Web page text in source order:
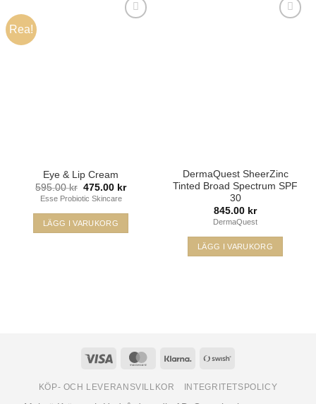
Rea!
Eye & Lip Cream
595.00kr Det
ursprungliga
var:
595.00 kr.
475.00 krDet
är:
Esse Probiotic Skincare
LÄGG I VARUKORG
DermaQuest SheerZinc
Tinted Broad Spectrum SPF
30
845.00 kr
DermaQuest
LÄGG I VARUKORG
alternativen
Visa MasterCardKlarna
Swish
KÖP- OCH LEVERANSVILLKOR INTEGRITETSPOLICY